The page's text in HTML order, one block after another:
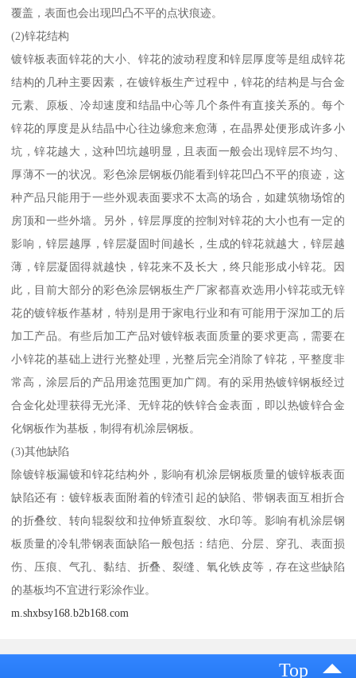
覆盖，表面也会出现凹凸不平的点状痕迹。
(2)锌花结构
镀锌板表面锌花的大小、锌花的波动程度和锌层厚度等是组成锌花
结构的几种主要因素，在镀锌板生产过程中，锌花的结构是与合金
元素、原板、冷却速度和结晶中心等几个条件有直接关系的。每个
锌花的厚度是从结晶中心往边缘愈来愈薄，在晶界处便形成许多小
坑，锌花越大，这种凹坑越明显，且表面一般会出现锌层不均匀、
厚薄不一的状况。彩色涂层钢板仍能看到锌花凹凸不平的痕迹，这
种产品只能用于一些外观表面要求不太高的场合，如建筑物场馆的
房顶和一些外墙。另外，锌层厚度的控制对锌花的大小也有一定的
影响，锌层越厚，锌层凝固时间越长，生成的锌花就越大，锌层越
薄，锌层凝固得就越快，锌花来不及长大，终只能形成小锌花。因
此，目前大部分的彩色涂层钢板生产厂家都喜欢选用小锌花或无锌
花的镀锌板作基材，特别是用于家电行业和有可能用于深加工的后
加工产品。有些后加工产品对镀锌板表面质量的要求更高，需要在
小锌花的基础上进行光整处理，光整后完全消除了锌花，平整度非
常高，涂层后的产品用途范围更加广阔。有的采用热镀锌钢板经过
合金化处理获得无光泽、无锌花的铁锌合金表面，即以热镀锌合金
化钢板作为基板，制得有机涂层钢板。
(3)其他缺陷
除镀锌板漏镀和锌花结构外，影响有机涂层钢板质量的镀锌板表面
缺陷还有：镀锌板表面附着的锌渣引起的缺陷、带钢表面互相折合
的折叠纹、转向辊裂纹和拉伸矫直裂纹、水印等。影响有机涂层钢
板质量的冷轧带钢表面缺陷一般包括：结疤、分层、穿孔、表面损
伤、压痕、气孔、黏结、折叠、裂缝、氧化铁皮等，存在这些缺陷
的基板均不宜进行彩涂作业。
m.shxbsy168.b2b168.com
Top